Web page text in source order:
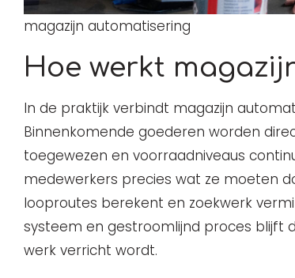
magazijn automatisering
Hoe werkt
In de praktijk verbindt magazijn
Binnenkomende goederen worden
toegewezen en voorraadniveaus
medewerkers precies wat ze moeten
looproutes berekent en zoekwerk
systeem en gestroomlijnd proces blijft
werk verricht wordt.